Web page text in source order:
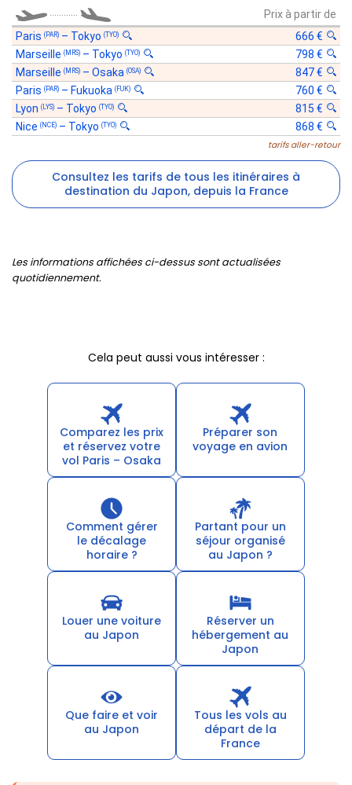
Prix à partir de
Paris (PAR) – Tokyo (TYO)
666 €
Marseille (MRS) – Tokyo (TYO)
798 €
Marseille (MRS) – Osaka (OSA)
847 €
Paris (PAR) – Fukuoka (FUK)
760 €
Lyon (LYS) – Tokyo (TYO)
815 €
Nice (NCE) – Tokyo (TYO) 868 €
tarifs aller-retour
Consultez les tarifs de tous les itinéraires à
destination du Japon, depuis la France
Les informations affichées ci-dessus sont actualisées
quotidiennement.
Cela peut aussi vous intéresser :
Comparez les prix
et réservez votre
vol Paris – Osaka
Préparer son
voyage en avion
Comment gérer
le décalage
horaire ?
Partant pour un
séjour organisé
au Japon ?
Louer une voiture
au Japon
Réserver un
hébergement au
Japon
Que faire et voir
au Japon
Tous les vols au
départ de la
France